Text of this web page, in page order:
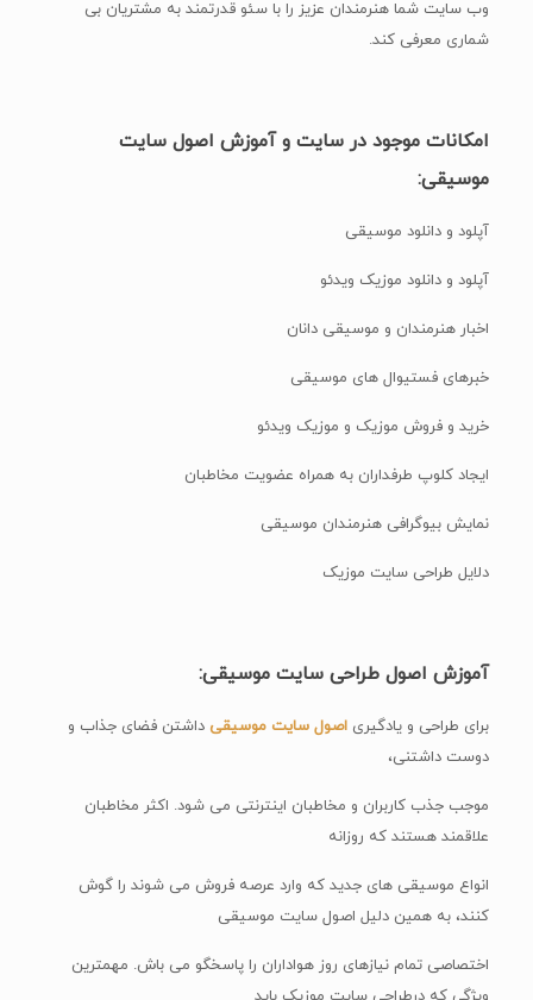
وب سایت شما هنرمندان عزیز را با سئو قدرتمند به مشتریان بی
شماری معرفی کند.
امکانات موجود در سایت و آموزش اصول سایت
موسیقی:
آپلود و دانلود موسیقی
آپلود و دانلود موزیک ویدئو
اخبار هنرمندان و موسیقی دانان
خبرهای فستیوال های موسیقی
خرید و فروش موزیک و موزیک ویدئو
ایجاد کلوپ طرفداران به همراه عضویت مخاطبان
نمایش بیوگرافی هنرمندان موسیقی
دلایل طراحی سایت موزیک
آموزش اصول طراحی سایت موسیقی:
برای طراحی و یادگیری اصول سایت موسیقی داشتن فضای جذاب و
دوست داشتنی،
موجب جذب کاربران و مخاطبان اینترنتی می شود. اکثر مخاطبان
علاقمند هستند که روزانه
انواع موسیقی های جدید که وارد عرصه فروش می شوند را گوش
کنند، به همین دلیل اصول سایت موسیقی
اختصاصی تمام نیازهای روز هواداران را پاسخگو می باش. مهمترین